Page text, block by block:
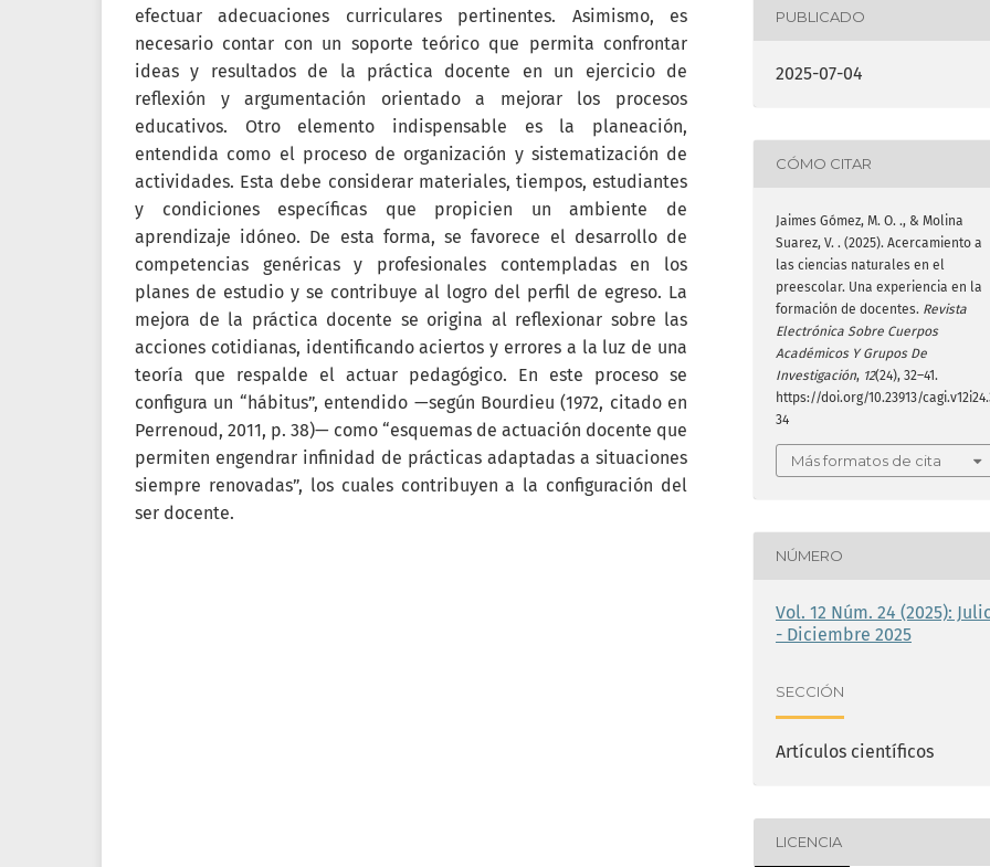
efectuar adecuaciones curriculares pertinentes. Asimismo, es
necesario contar con un soporte teórico que permita confrontar
ideas y resultados de la práctica docente en un ejercicio de
reflexión y argumentación orientado a mejorar los procesos
educativos. Otro elemento indispensable es la planeación,
entendida como el proceso de organización y sistematización de
actividades. Esta debe considerar materiales, tiempos, estudiantes
y condiciones específicas que propicien un ambiente de
aprendizaje idóneo. De esta forma, se favorece el desarrollo de
competencias genéricas y profesionales contempladas en los
planes de estudio y se contribuye al logro del perfil de egreso. La
mejora de la práctica docente se origina al reflexionar sobre las
acciones cotidianas, identificando aciertos y errores a la luz de una
teoría que respalde el actuar pedagógico. En este proceso se
configura un “hábitus”, entendido —según Bourdieu (1972, citado en
Perrenoud, 2011, p. 38)— como “esquemas de actuación docente que
permiten engendrar infinidad de prácticas adaptadas a situaciones
siempre renovadas”, los cuales contribuyen a la configuración del
ser docente.
PUBLICADO
2025-07-04
CÓMO CITAR
Jaimes Gómez, M. O. ., & Molina
Suarez, V. . (2025). Acercamiento a
las ciencias naturales en el
preescolar. Una experiencia en la
formación de docentes. Revista
Electrónica Sobre Cuerpos
Académicos Y Grupos De
Investigación, 12(24), 32–41.
https://doi.org/10.23913/
34
Más formatos de cita
NÚMERO
Vol. 12 Núm. 24 (2025):
- Diciembre 2025
SECCIÓN
Artículos científicos
LICENCIA